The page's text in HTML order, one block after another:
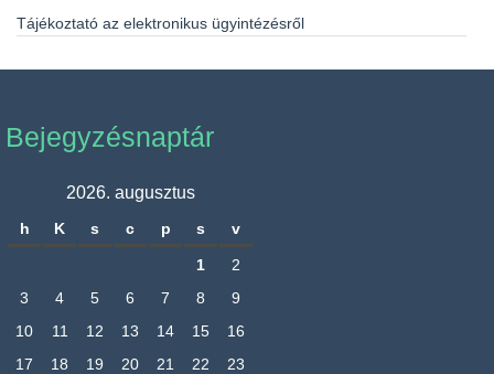
Tájékoztató az elektronikus ügyintézésről
Bejegyzésnaptár
2026. augusztus
h K s c p s v
1
2
3
4 5 6 7 8
9
10
11 12 13 14 15
16
17
18 19 20 21 22
23